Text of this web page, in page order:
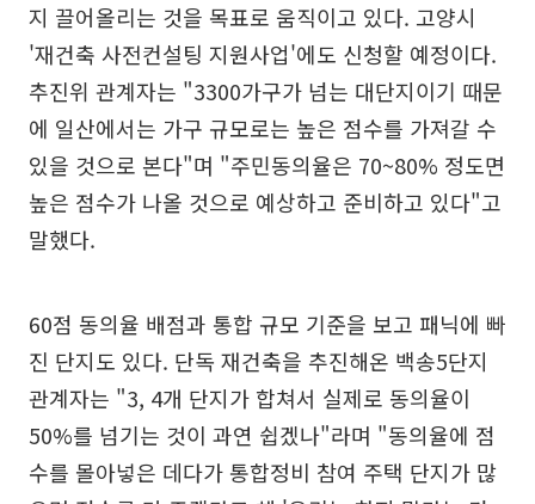
지 끌어올리는 것을 목표로 움직이고 있다. 고양시
'재건축 사전컨설팅 지원사업'에도 신청할 예정이다.
추진위 관계자는 "3300가구가 넘는 대단지이기 때문
에 일산에서는 가구 규모로는 높은 점수를 가져갈 수
있을 것으로 본다"며 "주민동의율은 70~80% 정도면
높은 점수가 나올 것으로 예상하고 준비하고 있다"고
말했다.
60점 동의율 배점과 통합 규모 기준을 보고 패닉에 빠
진 단지도 있다. 단독 재건축을 추진해온 백송5단지
관계자는 "3, 4개 단지가 합쳐서 실제로 동의율이
50%를 넘기는 것이 과연 쉽겠나"라며 "동의율에 점
수를 몰아넣은 데다가 통합정비 참여 주택 단지가 많